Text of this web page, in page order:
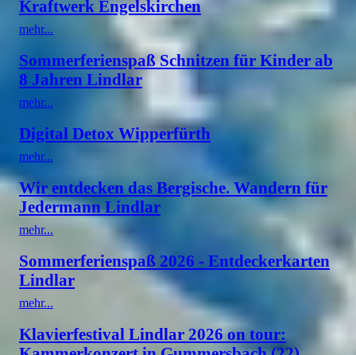
Kraftwerk Engelskirchen
mehr...
Sommerferienspaß Schnitzen für Kinder ab
8 Jahren Lindlar
mehr...
Digital Detox Wipperfürth
mehr...
Wir entdecken das Bergische. Wandern für
Jedermann Lindlar
mehr...
Sommerferienspaß 2026 - Entdeckerkarten
Lindlar
mehr...
Klavierfestival Lindlar 2026 on tour: